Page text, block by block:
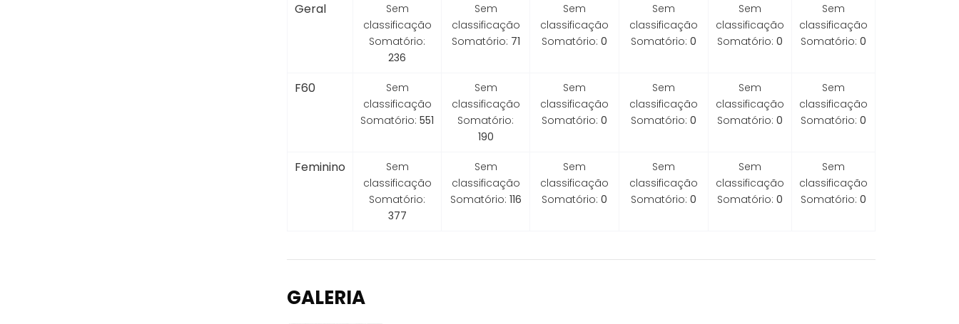
Geral
Sem
classificação
Somatório:
236
Sem
classificação
Somatório: 71
Sem
classificação
Somatório: 0
Sem
classificação
Somatório: 0
Sem
classificação
Somatório: 0
Sem
classificação
Somatório: 0
F60
Sem
classificação
Somatório: 551
Sem
classificação
Somatório:
190
Sem
classificação
Somatório: 0
Sem
classificação
Somatório: 0
Sem
classificação
Somatório: 0
Sem
classificação
Somatório: 0
Feminino
Sem
classificação
Somatório:
377
Sem
classificação
Somatório: 116
Sem
classificação
Somatório: 0
Sem
classificação
Somatório: 0
Sem
classificação
Somatório: 0
Sem
classificação
Somatório: 0
GALERIA